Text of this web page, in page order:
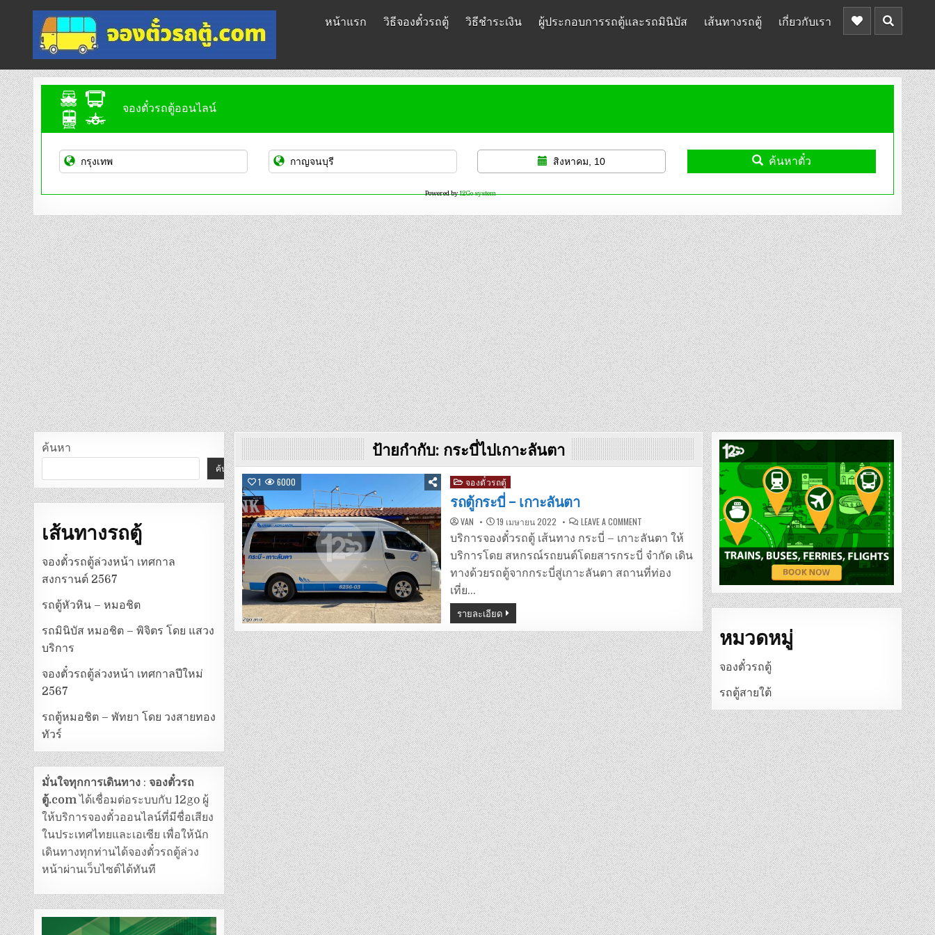
content
จองตั๋วรถตู้ออนไลน์
บริการจองตั๋วรถตู้ออนไลน์
หน้าแรก วิธีจองตั๋วรถตู้ วิธีชำระเงิน ผู้ประกอบการรถตู้และรถมินิบัส เส้นทางรถตู้ เกี่ยวกับเรา
จองตั๋วรถตู้ออนไลน์
สิงหาคม, 10 ค้นหาตั๋ว
Powered by12Go system
ป้ายกำกับ: กระบี่ไปเกาะลันตา
1 6000
Posted
in
จองตั๋วรถตู้
รถตู้กระบี่ – เกาะลันตา
VAN 19 เมษายน 2022 LEAVE A COMMENT
ตู้
กระบี่
–
เกาะลันตา
บริการจองตั๋วรถตู้ เส้นทาง กระบี่ – เกาะลันตา ให้
บริการโดย สหกรณ์รถยนต์โดยสารกระบี่ จำกัด เดิน
ทางด้วยรถตู้จากกระบี่สู่เกาะลันตา สถานที่ท่อง
เที่ย…
รายละเอียด
ค้นหา
ค้นหา
เส้นทางรถตู้
จองตั๋วรถตู้ล่วงหน้า เทศกาล
สงกรานต์ 2567
รถตู้หัวหิน – หมอชิต
รถมินิบัส หมอชิต – พิจิตร โดย แสวง
บริการ
จองตั๋วรถตู้ล่วงหน้า เทศกาลปีใหม่
2567
รถตู้หมอชิต – พัทยา โดย วงสายทอง
ทัวร์
มั่นใจทุกการเดินทาง :จองตั๋วรถ
ตู้.comได้เชื่อมต่อระบบกับ 12go ผู้
ให้บริการจองตั๋วออนไลน์ที่มีชื่อเสียง
ในประเทศไทยและเอเซีย เพื่อให้นัก
เดินทางทุกท่านได้จองตั๋วรถตู้ล่วง
หน้าผ่านเว็บไซต์ได้ทันที
หมวดหมู่
จองตั๋วรถตู้
รถตู้สายใต้